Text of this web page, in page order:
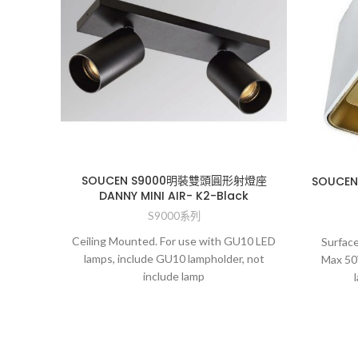
SOUCEN S9000明裝雙頭圓形射燈座
DANNY MINI AIR- K2-Black
S9000系列
Ceiling Mounted. For use with GU10 LED
lamps, include GU10 lampholder, not
include lamp
Max